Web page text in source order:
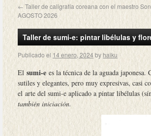
← Taller de caligrafía coreana con el maestro
AGOSTO 2026
Taller de sumi-e: pintar libélulas y
Publicado el 14 enero, 2024byhaiku
El sumi-e es la técnica de la aguada
sutiles y elegantes, pero muy expresivas, casi
el arte del sumi-e aplicado a pintar libélulas
también iniciación.